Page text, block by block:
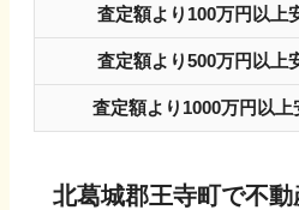
査定額より100万円以上
査定額より500万円以上
査定額より1000万円以上
北葛城郡王寺町で不動